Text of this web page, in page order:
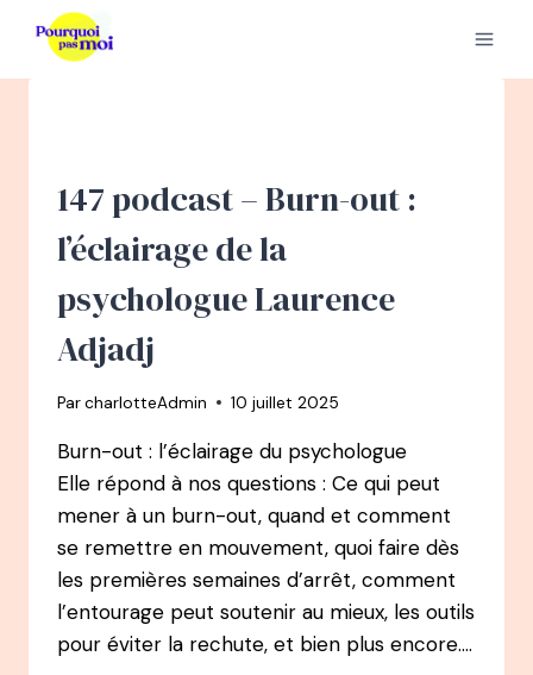
contenu
147 podcast – Burn-out :
l’éclairage de la
psychologue Laurence
Adjadj
ParcharlotteAdmin 10 juillet 2025
Burn-out : l’éclairage du psychologue
Elle répond à nos questions : Ce qui peut
mener à un burn-out, quand et comment
se remettre en mouvement, quoi faire dès
les premières semaines d’arrêt, comment
l’entourage peut soutenir au mieux, les outils
pour éviter la rechute, et bien plus encore….